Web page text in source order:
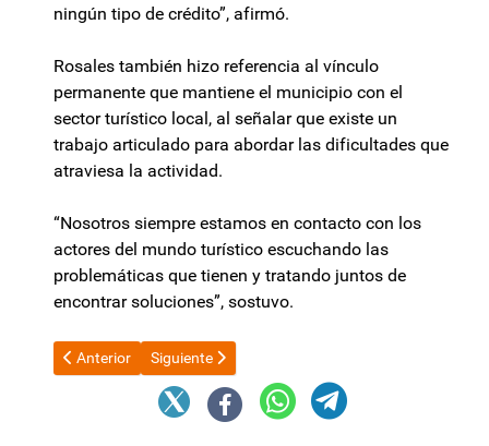
ningún tipo de crédito”, afirmó.
Rosales también hizo referencia al vínculo
permanente que mantiene el municipio con el
sector turístico local, al señalar que existe un
trabajo articulado para abordar las dificultades que
atraviesa la actividad.
“Nosotros siempre estamos en contacto con los
actores del mundo turístico escuchando las
problemáticas que tienen y tratando juntos de
encontrar soluciones”, sostuvo.
Artículo anterior: Grabois sobre las elecciones de 2027: “Vos
Anterior Artículo siguiente: Javier Galán preocupado tras
Siguiente